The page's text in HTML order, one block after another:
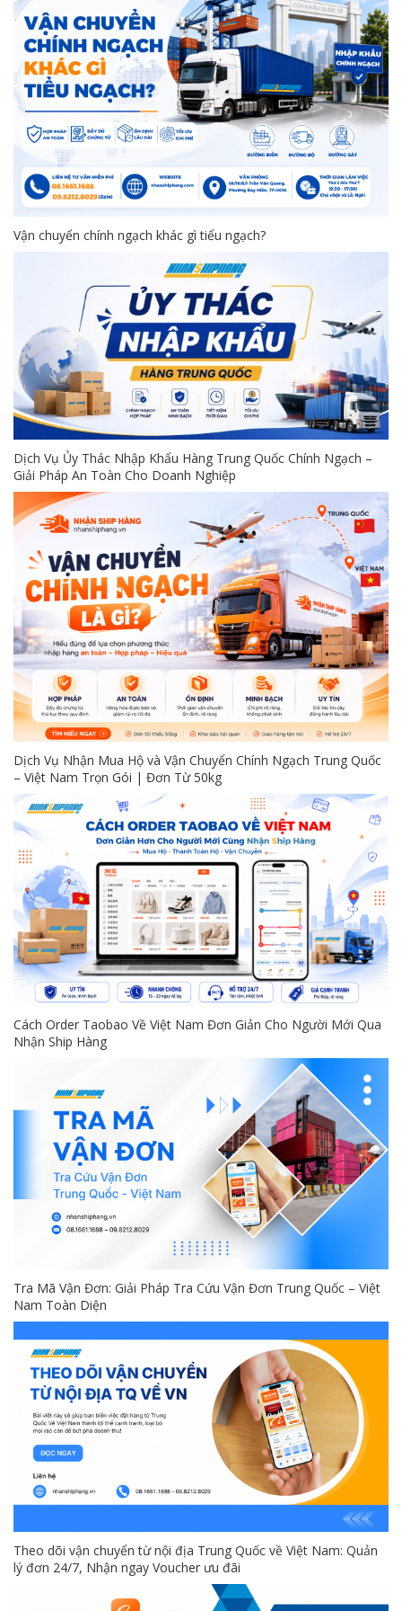
Vận chuyển chính ngạch khác gì tiểu ngạch?
Dịch Vụ Ủy Thác Nhập Khẩu Hàng Trung Quốc Chính Ngạch –
Giải Pháp An Toàn Cho Doanh Nghiệp
Dịch Vụ Nhận Mua Hộ và Vận Chuyển Chính Ngạch Trung Quốc
– Việt Nam Trọn Gói | Đơn Từ 50kg
Cách Order Taobao Về Việt Nam Đơn Giản Cho Người Mới Qua
Nhận Ship Hàng
Tra Mã Vận Đơn: Giải Pháp Tra Cứu Vận Đơn Trung Quốc – Việt
Nam Toàn Diện
Theo dõi vận chuyển từ nội địa Trung Quốc về Việt Nam: Quản
lý đơn 24/7, Nhận ngay Voucher ưu đãi